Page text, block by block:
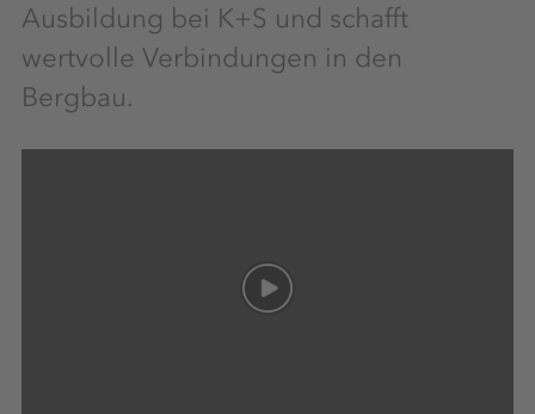
Ausbildung bei K+S und schafft
wertvolle Verbindungen in den
Bergbau.